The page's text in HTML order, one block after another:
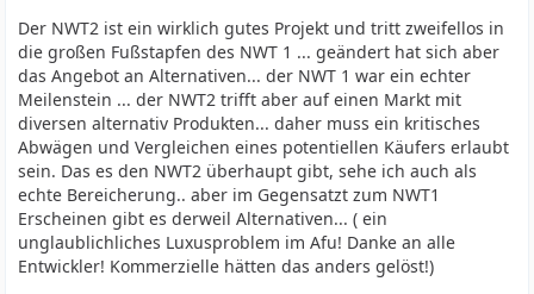
Der NWT2 ist ein wirklich gutes Projekt und tritt zweifellos in
die großen Fußstapfen des NWT 1 ... geändert hat sich aber
das Angebot an Alternativen... der NWT 1 war ein echter
Meilenstein ... der NWT2 trifft aber auf einen Markt mit
diversen alternativ Produkten... daher muss ein kritisches
Abwägen und Vergleichen eines potentiellen Käufers erlaubt
sein. Das es den NWT2 überhaupt gibt, sehe ich auch als
echte Bereicherung.. aber im Gegensatzt zum NWT1
Erscheinen gibt es derweil Alternativen... ( ein
unglaublichliches Luxusproblem im Afu! Danke an alle
Entwickler! Kommerzielle hätten das anders gelöst!)